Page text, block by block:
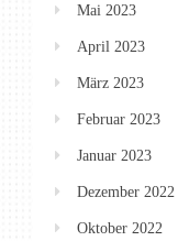
Mai 2023
April 2023
März 2023
Februar 2023
Januar 2023
Dezember 2022
Oktober 2022